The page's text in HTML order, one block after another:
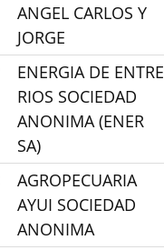
ANGEL CARLOS Y
JORGE
ENERGIA DE ENTRE
RIOS SOCIEDAD
ANONIMA (ENER
SA)
AGROPECUARIA
AYUI SOCIEDAD
ANONIMA